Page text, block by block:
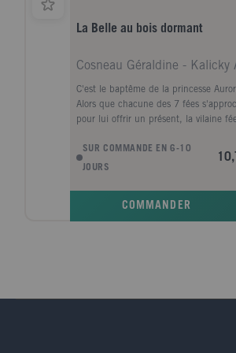
La Belle au bois dormant
C'est le baptême de la princesse
Alors que chacune des 7 fées
pour lui offrir un présent, la vilaine fée
seizième anniversaire, la princesse se
piquera le doigt sur un fuseau et
la célèbre suite musicale de
SUR COMMANDE EN 6-10
JOURS
COMMANDER